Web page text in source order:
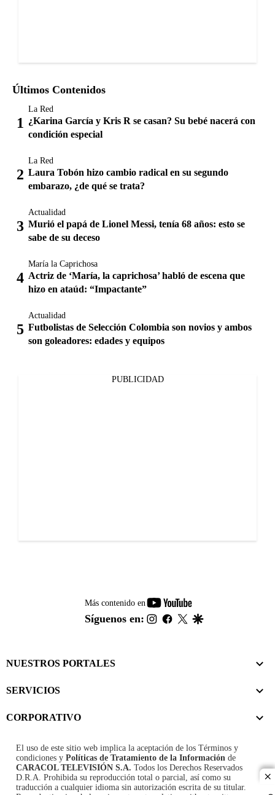
Últimos Contenidos
La Red
¿Karina García y Kris R se casan? Su bebé nacerá con
condición especial
La Red
Laura Tobón hizo cambio radical en su segundo
embarazo, ¿de qué se trata?
Actualidad
Murió el papá de Lionel Messi, tenía 68 años: esto se
sabe de su deceso
María la Caprichosa
Actriz de ‘María, la caprichosa’ habló de escena que
hizo en ataúd: “Impactante”
Actualidad
Futbolistas de Selección Colombia son novios y ambos
son goleadores: edades y equipos
PUBLICIDAD
Más contenido en
youtube-
footer
Síguenos en: instagram
facebook
twitter
NUESTROS PORTALES
SERVICIOS
CORPORATIVO
El uso de este sitio web implica la aceptación de los Términos y
condiciones y Políticas de Tratamiento de la Información de
CARACOL TELEVISIÓN S.A. Todos los Derechos Reservados
D.R.A. Prohibida su reproducción total o parcial, así como su
traducción a cualquier idioma sin autorización escrita de su titular.